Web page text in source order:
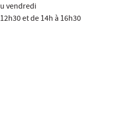
vendredi
et de 14h à 16h30